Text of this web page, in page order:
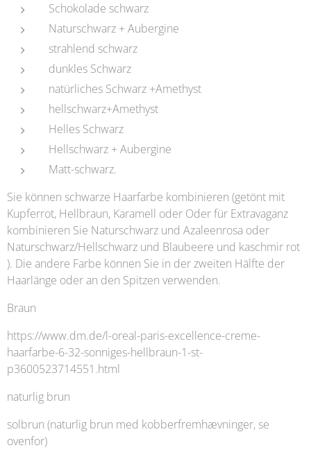
Schokolade schwarz
Naturschwarz + Aubergine
strahlend schwarz
dunkles Schwarz
natürliches Schwarz +Amethyst
hellschwarz+Amethyst
Helles Schwarz
Hellschwarz + Aubergine
Matt-schwarz.
Sie können schwarze Haarfarbe kombinieren (getönt mit
Kupferrot, Hellbraun, Karamell oder Oder für Extravaganz
kombinieren Sie Naturschwarz und Azaleenrosa oder
Naturschwarz/Hellschwarz und Blaubeere und kaschmir rot
). Die andere Farbe können Sie in der zweiten Hälfte der
Haarlänge oder an den Spitzen verwenden.
Braun
https://www.dm.de/l-oreal-paris-excellence-creme-
haarfarbe-6-32-sonniges-hellbraun-1-st-
p3600523714551.html
naturlig brun
solbrun (naturlig brun med kobberfremhævninger, se
ovenfor)